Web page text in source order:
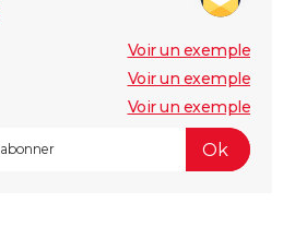
Voir un exemple
Voir un exemple
Voir un exemple